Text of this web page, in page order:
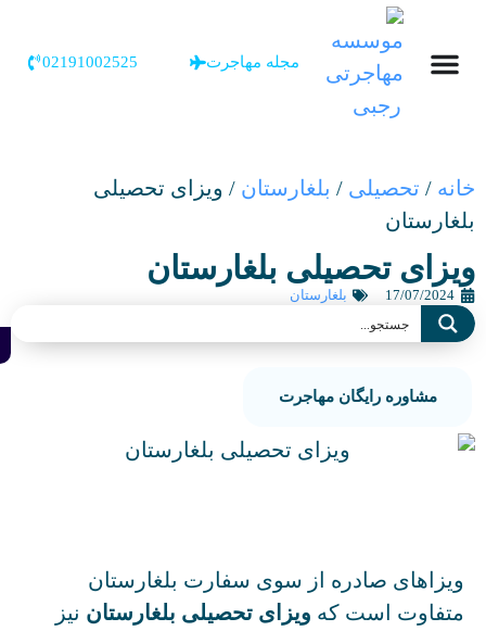
مجله مهاجرت 02191002525
/تحصیلی/ بلغارستان/ویزای تحصیلی
تحصیلی بلغارستان
17/07/2024 بلغارستان
مشاوره رایگان مهاجرت
ویزاهای صادره از سوی سفارت بلغارستان
متفاوت است کهویزای تحصیلی بلغارستاننیز